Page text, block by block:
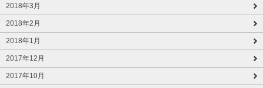
2018年3月
2018年2月
2018年1月
2017年12月
2017年10月